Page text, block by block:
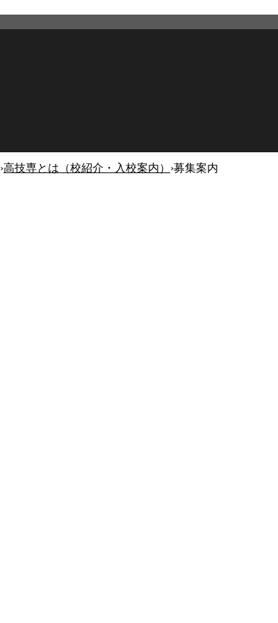
›高技専とは（校紹介・入校案内） ›募集案内